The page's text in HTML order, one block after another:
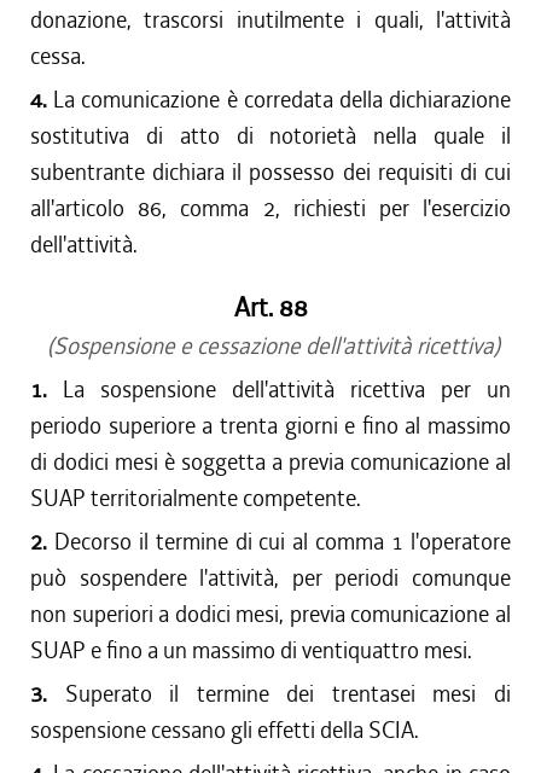
donazione, trascorsi inutilmente i quali, l'attività
cessa.
4. La comunicazione è corredata della dichiarazione
sostitutiva di atto di notorietà nella quale il
subentrante dichiara il possesso dei requisiti di cui
all'articolo 86, comma 2, richiesti per l'esercizio
dell'attività.
Art. 88
(Sospensione e cessazione dell'attività ricettiva)
1. La sospensione dell'attività ricettiva per un
periodo superiore a trenta giorni e fino al massimo
di dodici mesi è soggetta a previa comunicazione al
SUAP territorialmente competente.
2. Decorso il termine di cui al comma 1 l'operatore
può sospendere l'attività, per periodi comunque
non superiori a dodici mesi, previa comunicazione al
SUAP e fino a un massimo di ventiquattro mesi.
3. Superato il termine dei trentasei mesi di
sospensione cessano gli effetti della SCIA.